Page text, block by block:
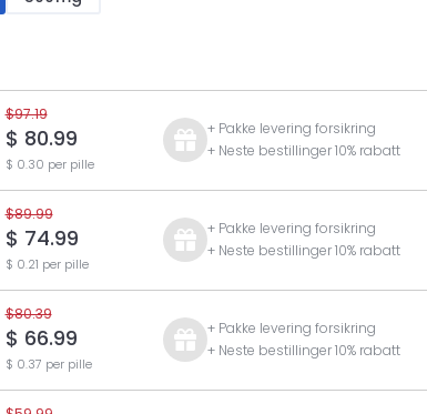
$97.19
$ 80.99
$ 0.30 per pille
+ Pakke levering forsikring
+ Neste bestillinger 10% rabatt
$89.99
$ 74.99
$ 0.21 per pille
+ Pakke levering forsikring
+ Neste bestillinger 10% rabatt
$80.39
$ 66.99
$ 0.37 per pille
+ Pakke levering forsikring
+ Neste bestillinger 10% rabatt